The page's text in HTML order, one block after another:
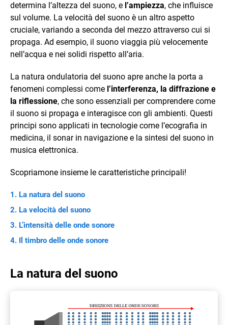
determina l’altezza del suono, e l’ampiezza, che influisce
sul volume. La velocità del suono è un altro aspetto
cruciale, variando a seconda del mezzo attraverso cui si
propaga. Ad esempio, il suono viaggia più velocemente
nell’acqua e nei solidi rispetto all’aria.
La natura ondulatoria del suono apre anche la porta a
fenomeni complessi come l’interferenza, la diffrazione e
la riflessione, che sono essenziali per comprendere come
il suono si propaga e interagisce con gli ambienti. Questi
principi sono applicati in tecnologie come l’ecografia in
medicina, il sonar in navigazione e la sintesi del suono in
musica elettronica.
Scopriamone insieme le caratteristiche principali!
La natura del suono
La velocità del suono
L’intensità delle onde sonore
Il timbro delle onde sonore
La natura del suono